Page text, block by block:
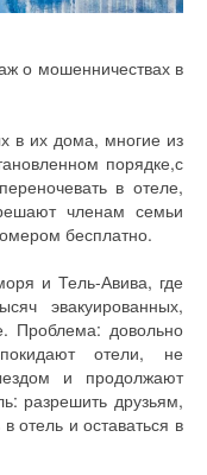
о мошенничествах в
в их дома, многие из
порядке,с
в отеле,
членам семьи
бесплатно.
и Тель-Авива, где
эвакуированных,
Проблема: довольно
отели, не
и продолжают
разрешить друзьям,
отель и оставаться в